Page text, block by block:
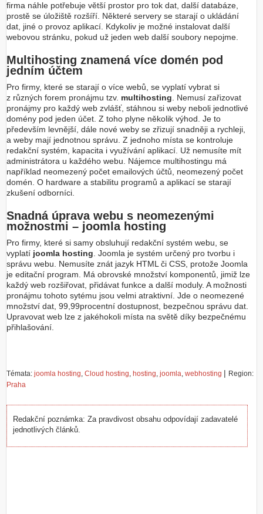
firma náhle potřebuje větší prostor pro tok dat, další databáze,
prostě se úložiště rozšíří. Některé servery se starají o ukládání
dat, jiné o provoz aplikací. Kdykoliv je možné instalovat další
webovou stránku, pokud už jeden web další soubory nepojme.
Multihosting znamená více domén pod
jedním účtem
Pro firmy, které se starají o více webů, se vyplatí vybrat si
z různých forem pronájmu tzv. multihosting . Nemusí zařizovat
pronájmy pro každý web zvlášť, stáhnou si weby neboli jednotlivé
domény pod jeden účet. Z toho plyne několik výhod. Je to
především levnější, dále nové weby se zřizují snadněji a rychleji,
a weby mají jednotnou správu. Z jednoho místa se kontroluje
redakční systém, kapacita i využívání aplikací. Už nemusíte mít
administrátora u každého webu. Nájemce multihostingu má
například neomezený počet emailových účtů, neomezený počet
domén. O hardware a stabilitu programů a aplikací se starají
zkušení odborníci.
Snadná úprava webu s neomezenými
možnostmi – joomla hosting
Pro firmy, které si samy obsluhují redakční systém webu, se
vyplatí joomla hosting . Joomla je systém určený pro tvorbu i
správu webu. Nemusíte znát jazyk HTML či CSS, protože Joomla
je editační program. Má obrovské množství komponentů, jimiž lze
každý web rozšiřovat, přidávat funkce a další moduly. A možnosti
pronájmu tohoto sytému jsou velmi atraktivní. Jde o neomezené
množství dat, 99,99procentní dostupnost, bezpečnou správu dat.
Upravovat web lze z jakéhokoli místa na světě díky bezpečnému
přihlašování.
Témata: joomla hosting, Cloud hosting, hosting, joomla, webhosting | Region:
Praha
Redakční poznámka: Za pravdivost obsahu odpovídají zadavatelé
jednotlivých článků.